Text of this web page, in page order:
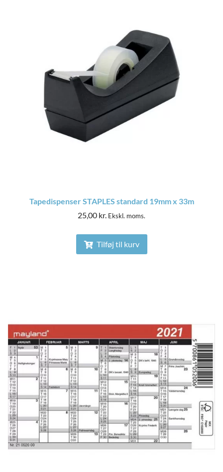
Tapedispenser STAPLES standard 19mm x 33m
25,00 kr. Ekskl. moms.
Tilføj til kurv